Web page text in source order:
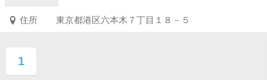
住所 東京都港区六本木７丁目１８－５
1